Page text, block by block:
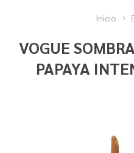
Inicio
VOGUE
PAPAYA